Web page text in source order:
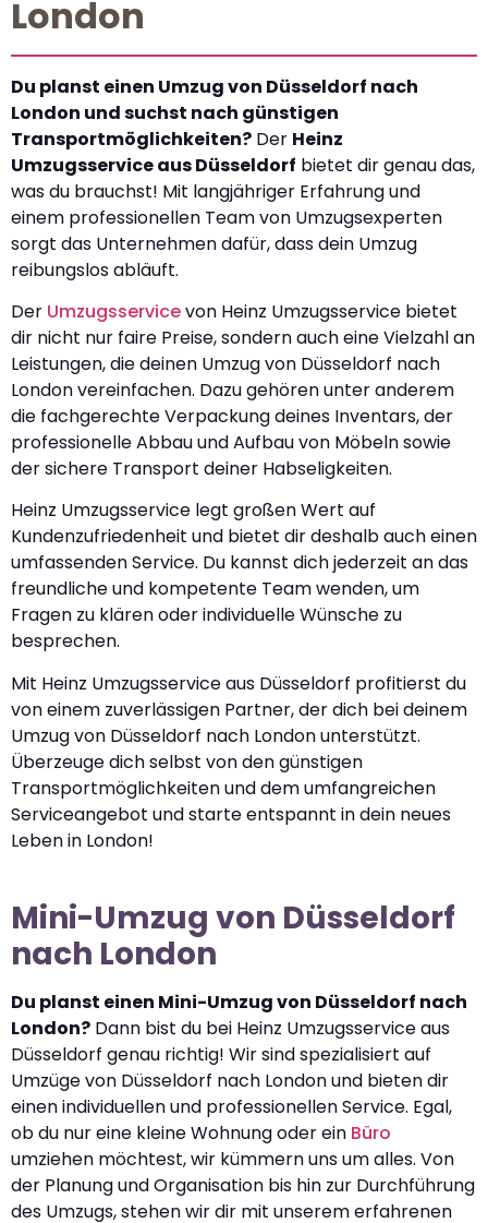
London
Du planst einen Umzug von Düsseldorf nach
London und suchst nach günstigen
Transportmöglichkeiten? Der Heinz
Umzugsservice aus Düsseldorf bietet dir genau das,
was du brauchst! Mit langjähriger Erfahrung und
einem professionellen Team von Umzugsexperten
sorgt das Unternehmen dafür, dass dein Umzug
reibungslos abläuft.
Der Umzugsservicevon Heinz Umzugsservice bietet
dir nicht nur faire Preise, sondern auch eine Vielzahl an
Leistungen, die deinen Umzug von Düsseldorf nach
London vereinfachen. Dazu gehören unter anderem
die fachgerechte Verpackung deines Inventars, der
professionelle Abbau und Aufbau von Möbeln sowie
der sichere Transport deiner Habseligkeiten.
Heinz Umzugsservice legt großen Wert auf
Kundenzufriedenheit und bietet dir deshalb auch einen
umfassenden Service. Du kannst dich jederzeit an das
freundliche und kompetente Team wenden, um
Fragen zu klären oder individuelle Wünsche zu
besprechen.
Mit Heinz Umzugsservice aus Düsseldorf profitierst du
von einem zuverlässigen Partner, der dich bei deinem
Umzug von Düsseldorf nach London unterstützt.
Überzeuge dich selbst von den günstigen
Transportmöglichkeiten und dem umfangreichen
Serviceangebot und starte entspannt in dein neues
Leben in London!
Mini-Umzug von Düsseldorf
nach London
Du planst einen Mini-Umzug von Düsseldorf nach
London? Dann bist du bei Heinz Umzugsservice aus
Düsseldorf genau richtig! Wir sind spezialisiert auf
Umzüge von Düsseldorf nach London und bieten dir
einen individuellen und professionellen Service. Egal,
ob du nur eine kleine Wohnung oder ein Büro
umziehen möchtest, wir kümmern uns um alles. Von
der Planung und Organisation bis hin zur Durchführung
des Umzugs, stehen wir dir mit unserem erfahrenen